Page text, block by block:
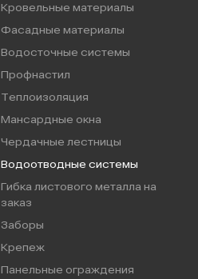
Кровельные материалы
Фасадные материалы
Водосточные системы
Профнастил
Теплоизоляция
Мансардные окна
Чердачные лестницы
Водоотводные системы
Гибка листового металла на
заказ
Заборы
Крепеж
Панельные ограждения